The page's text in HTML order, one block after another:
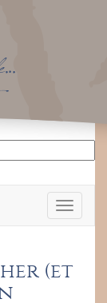
Toggle
(et